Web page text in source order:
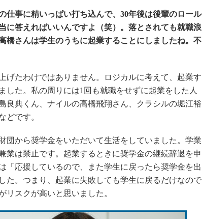
事に精いっぱい打ち込んで、30年後は後輩のロール
に答えればいいんですよ（笑）。落とされても就職浪
橋さんは学生のうちに起業することにしましたね。不
たわけではありません。ロジカルに考えて、起業す
した。私の周りには1回も就職をせずに起業をした人
良典くん、ナイルの高橋飛翔さん、クラシルの堀江裕
どです。
から奨学金をいただいて生活をしていました。学業
業は禁止です。起業するときに奨学金の継続辞退を申
「応援しているので、また学生に戻ったら奨学金を出
た。つまり、起業に失敗しても学生に戻るだけなので
リスクが高いと思いました。